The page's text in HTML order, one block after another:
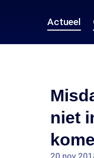
Actueel
niet
20 nov